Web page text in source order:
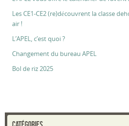
Les CE1-CE2 (re)découvrent la classe
air !
L’APEL, c’est quoi ?
Changement du bureau APEL
Bol de riz 2025